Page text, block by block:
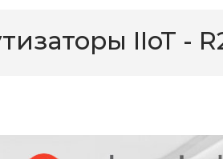
IIoT -